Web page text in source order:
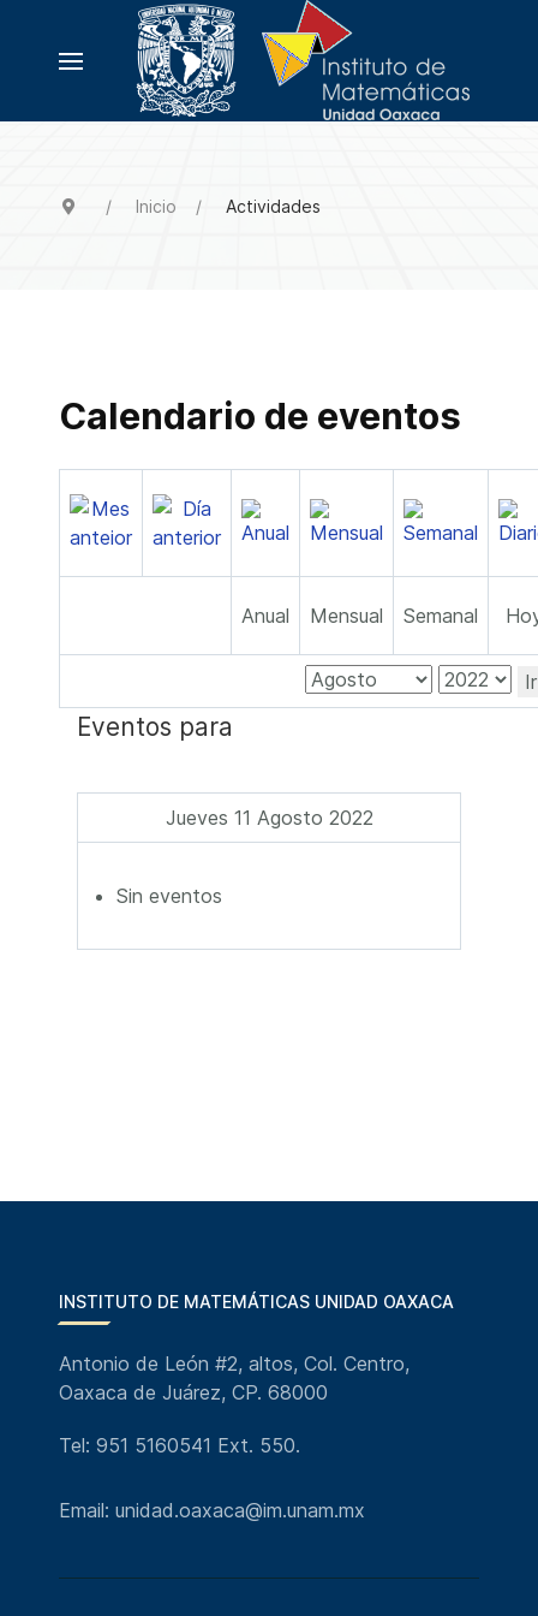
Inicio Actividades
Calendario de eventos
Anual Mensual Semanal
Eventos para
Jueves 11 Agosto 2022
Sin eventos
INSTITUTO DE MATEMÁTICAS UNIDAD OAXACA
Antonio de León #2, altos, Col. Centro,
Oaxaca de Juárez, CP. 68000
Tel: 951 5160541 Ext. 550.
Email: unidad.oaxaca@im.unam.mx